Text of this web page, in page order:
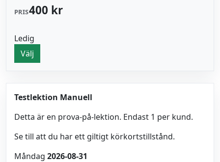
PRIS400 kr
Ledig
Välj
Testlektion Manuell
Detta är en prova-på-lektion. Endast 1 per kund.
Se till att du har ett giltigt körkortstillstånd.
Måndag 2026-08-31